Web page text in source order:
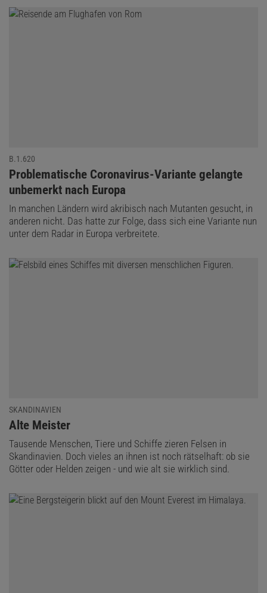
B.1.620
:
Problematische Coronavirus-Variante gelangte
unbemerkt nach Europa
In manchen Ländern wird akribisch nach Mutanten gesucht, in
anderen nicht. Das hatte zur Folge, dass sich eine Variante nun
unter dem Radar in Europa verbreitete.
SKANDINAVIEN
:
Alte Meister
Tausende Menschen, Tiere und Schiffe zieren Felsen in
Skandinavien. Doch vieles an ihnen ist noch rätselhaft: ob sie
Götter oder Helden zeigen - und wie alt sie wirklich sind.